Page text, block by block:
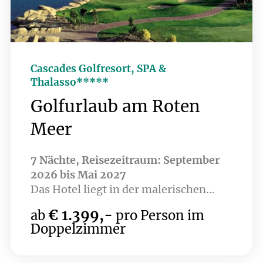
Golfplatzes Hidden Cove bespielbar -
ab dem Jahr 2027 sorgen dann zwei
18-Loch Plätze für perfektes
Cascades Golfresort, SPA &
Thalasso*****
Golfurlaub am Roten
Meer
7 Nächte, Reisezeitraum: September
2026 bis Mai 2027
Das Hotel liegt in der malerischen
bietet eine perfekte Kombination aus
Erholung und Aktivität. Umgeben von
ab€ 1.399,- pro Person im
Doppelzimmer